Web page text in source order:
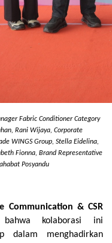
Fabric Conditioner Category
Rani Wijaya, Corporate
WINGS Group, Stella Eidelina,
Fionna, Brand Representative
Posyandu
Communication & CSR
kolaborasi ini
dalam menghadirkan